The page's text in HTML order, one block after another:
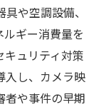
や空調設備、
ギー消費量を
ュリティ対策
入し、カメラ映
者や事件の早期